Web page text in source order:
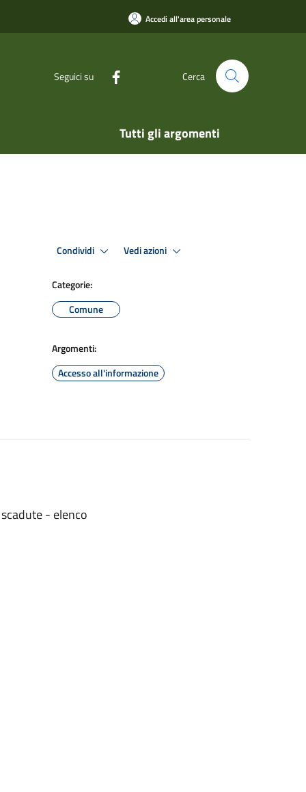
Accedi all'area personale
Seguici su Cerca
Tutti gli argomenti
Condividi Vedi azioni
Categorie:
Comune
Argomenti:
Accesso all'informazione
- elenco